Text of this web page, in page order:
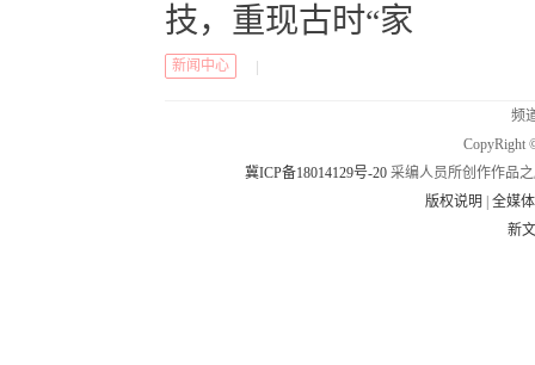
技，重现古时“家
新闻中心
频
CopyRight
冀ICP备18014129号-20 采编人员所创作作品
版权说明
|全媒
新